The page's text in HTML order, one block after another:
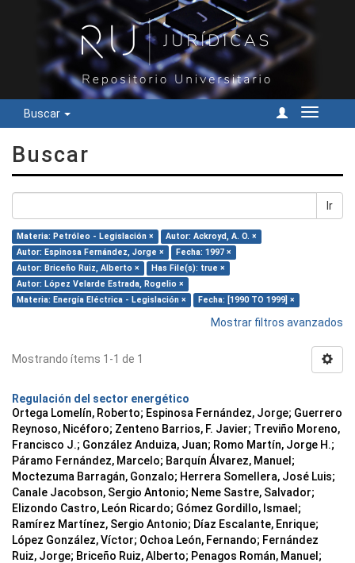
Buscar
Cambiar
Buscar
Ir
Materia: Petróleo - Legislación ×
Autor: Ackroyd, A. O. ×
Autor: Espinosa Fernández, Jorge ×
Fecha: 1997 ×
Autor: Briceño Ruiz, Alberto ×
Has File(s): true ×
Autor: López Velarde Estrada, Rogelio ×
Materia: Energía Eléctrica - Legislación ×
Fecha: [1990 TO 1999] ×
Mostrar filtros avanzados
Mostrando ítems 1-1 de 1
Regulación del sector energético
Ortega Lomelín, Roberto; Espinosa Fernández, Jorge; Guerrero
Reynoso, Nicéforo; Zenteno Barrios, F. Javier; Treviño Moreno,
Francisco J.; González Anduiza, Juan; Romo Martín, Jorge H.;
Páramo Fernández, Marcelo; Barquín Álvarez, Manuel;
Moctezuma Barragán, Gonzalo; Herrera Somellera, José Luis;
Canale Jacobson, Sergio Antonio; Neme Sastre, Salvador;
Elizondo Castro, León Ricardo; Gómez Gordillo, Ismael;
Ramírez Martínez, Sergio Antonio; Díaz Escalante, Enrique;
López González, Víctor; Ochoa León, Fernando; Fernández
Ruiz, Jorge; Briceño Ruiz, Alberto; Penagos Román, Manuel;